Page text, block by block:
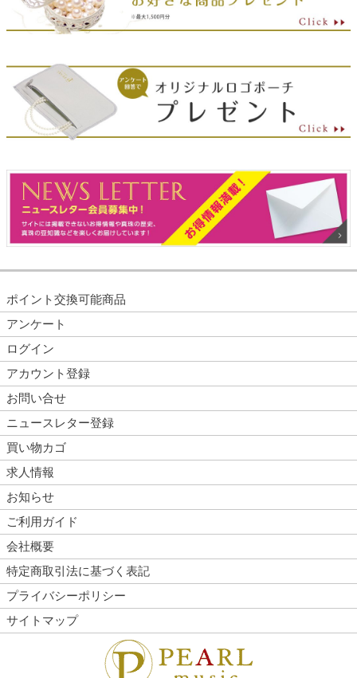
ポイント交換可能商品
アンケート
ログイン
アカウント登録
お問い合せ
ニュースレター登録
買い物カゴ
求人情報
お知らせ
ご利用ガイド
会社概要
特定商取引法に基づく表記
プライバシーポリシー
サイトマップ